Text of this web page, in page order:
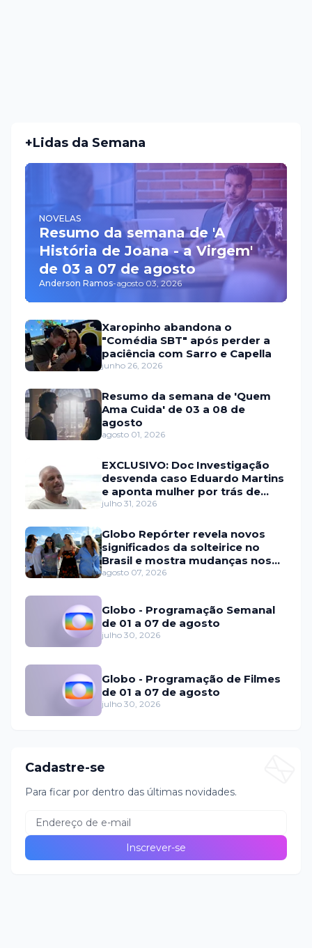
+Lidas da Semana
NOVELAS
Resumo da semana de 'A
História de Joana - a Virgem'
de 03 a 07 de agosto
Anderson Ramos-agosto 03, 2026
Xaropinho abandona o
"Comédia SBT" após perder a
paciência com Sarro e Capella
junho 26, 2026
Resumo da semana de 'Quem
Ama Cuida' de 03 a 08 de
agosto
agosto 01, 2026
EXCLUSIVO: Doc Investigação
desvenda caso Eduardo Martins
e aponta mulher por trás de
fraude internacional
julho 31, 2026
Globo Repórter revela novos
significados da solteirice no
Brasil e mostra mudanças nos
relacionamentos
agosto 07, 2026
Globo - Programação Semanal
de 01 a 07 de agosto
julho 30, 2026
Globo - Programação de Filmes
de 01 a 07 de agosto
julho 30, 2026
Cadastre-se
Para ficar por dentro das últimas novidades.